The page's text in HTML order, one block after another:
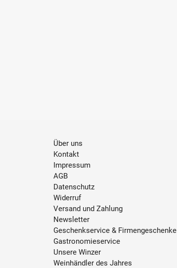
Über uns
Kontakt
Impressum
AGB
Datenschutz
Widerruf
Versand und Zahlung
Newsletter
Geschenkservice & Firmengeschenke
Gastronomieservice
Unsere Winzer
Weinhändler des Jahres